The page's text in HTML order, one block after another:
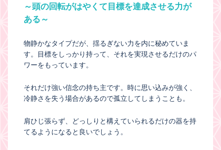
～頭の回転がはやくて目標を達成させる力が
ある～
物静かなタイプだが、揺るぎない力を内に秘めていま
す。目標をしっかり持って、それを実現させるだけのパ
ワーをもっています。
それだけ強い信念の持ち主です。時に思い込みが強く、
冷静さを失う場合があるので孤立してしまうことも。
肩ひじ張らず、どっしりと構えていられるだけの器を持
てるようになると良いでしょう。